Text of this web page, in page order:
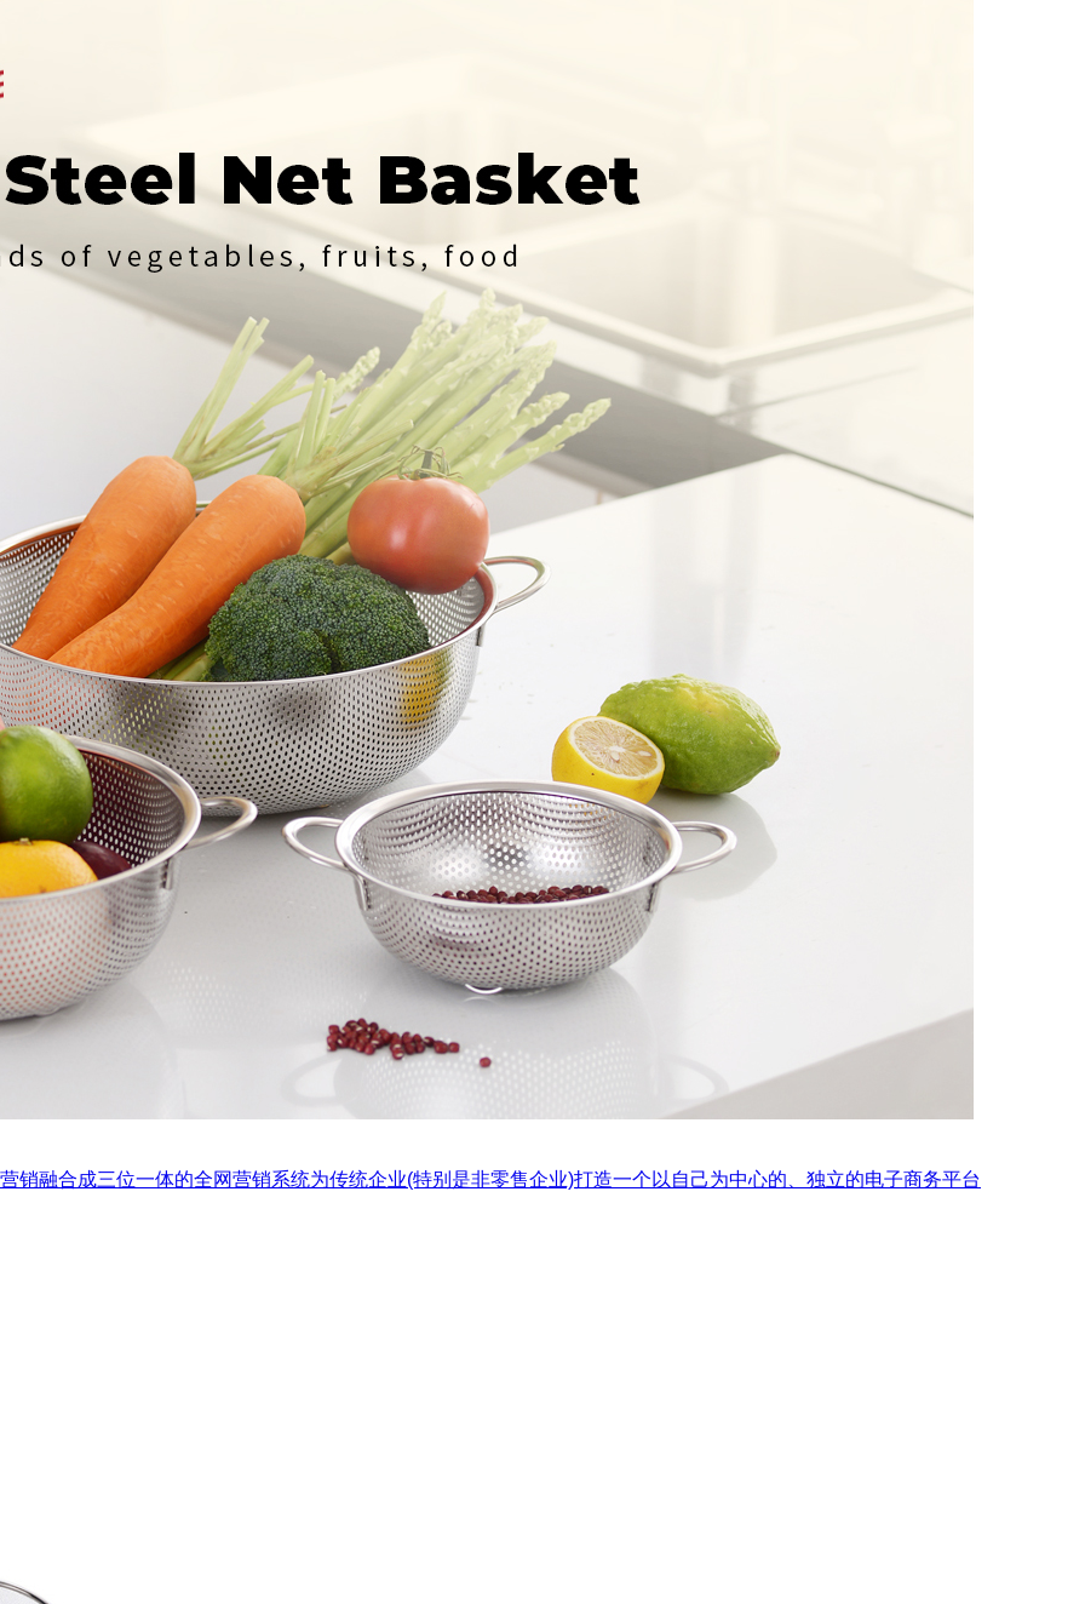
销融合成三位一体的全网营销系统为传统企业(特别是非零售企业)打造一个以自己为中心的、独立的电子商务平台